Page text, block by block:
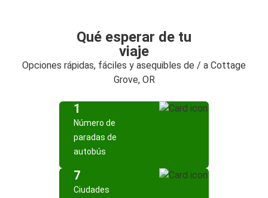
Qué esperar de tu
viaje
Opciones rápidas, fáciles y asequibles de / a Cottage
Grove, OR
1
Número de
paradas de
autobús
7
Ciudades